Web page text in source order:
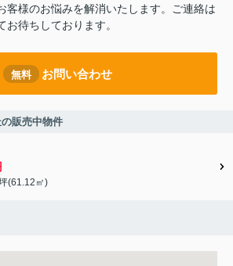
客様のお悩みを解消いたします。ご連絡は
お待ちしております。
無料 お問い合わせ
販売中物件
(61.12㎡)